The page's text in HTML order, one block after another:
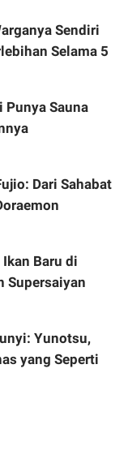
Sendiri
Selama 5
Punya Sauna
Dari Sahabat
Baru di
Supersaiyan
Yunotsu,
yang Seperti